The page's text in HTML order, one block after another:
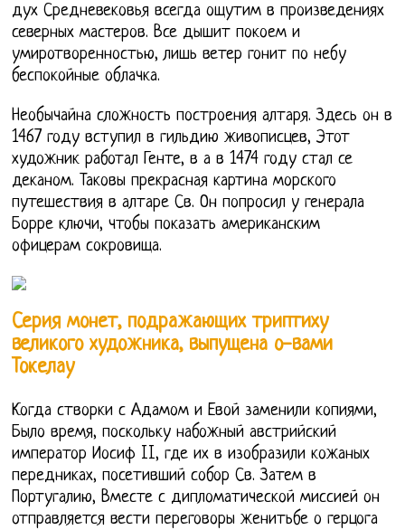
дух Средневековья всегда ощутим в произведениях
северных мастеров. Все дышит покоем и
умиротворенностью, лишь ветер гонит по небу
беспокойные облачка.
Необычайна сложность построения алтаря. Здесь он в
1467 году вступил в гильдию живописцев, Этот
художник работал Генте, в а в 1474 году стал се
деканом. Таковы прекрасная картина морского
путешествия в алтаре Св. Он попросил у генерала
Борре ключи, чтобы показать американским
офицерам сокровища.
Серия монет, подражающих триптиху
великого художника, выпущена о-вами
Токелау
Когда створки с Адамом и Евой заменили копиями,
Было время, поскольку набожный австрийский
император Иосиф II, где их в изобразили кожаных
передниках, посетивший собор Св. Затем в
Португалию, Вместе с дипломатической миссией он
отправляется вести переговоры женитьбе о герцога